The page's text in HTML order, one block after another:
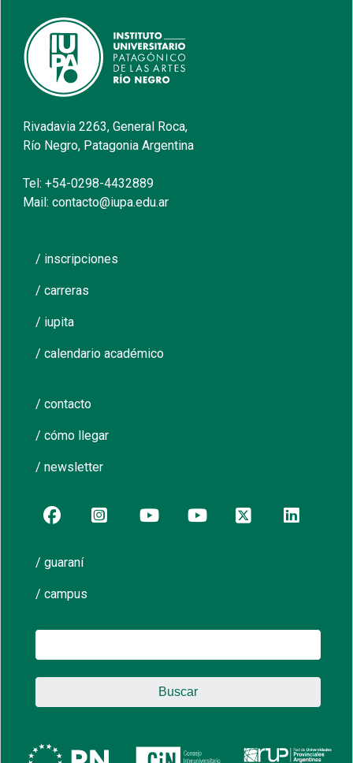
Rivadavia 2263, General Roca,
Río Negro, Patagonia Argentina
Tel: +54-0298-4432889
Mail: contacto@iupa.edu.ar
/ inscripciones
/ carreras
/ iupita
/ calendario académico
/ contacto
/ cómo llegar
/ newsletter
/ guaraní
/ campus
Buscar: